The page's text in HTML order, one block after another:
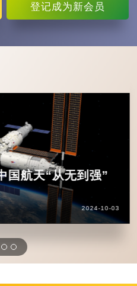
登记成为新会员
国航天“从无到强”
2024-10-03